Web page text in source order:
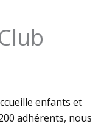
enfants et
adhérents, nous